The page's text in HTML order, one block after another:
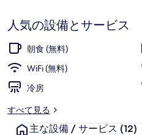
の
写
真
ギ
ラ
す
人気の設備とサービス
朝食 (無料)
WiFi (無料)
冷房
すべて見る
主な設備 / サービス (12)